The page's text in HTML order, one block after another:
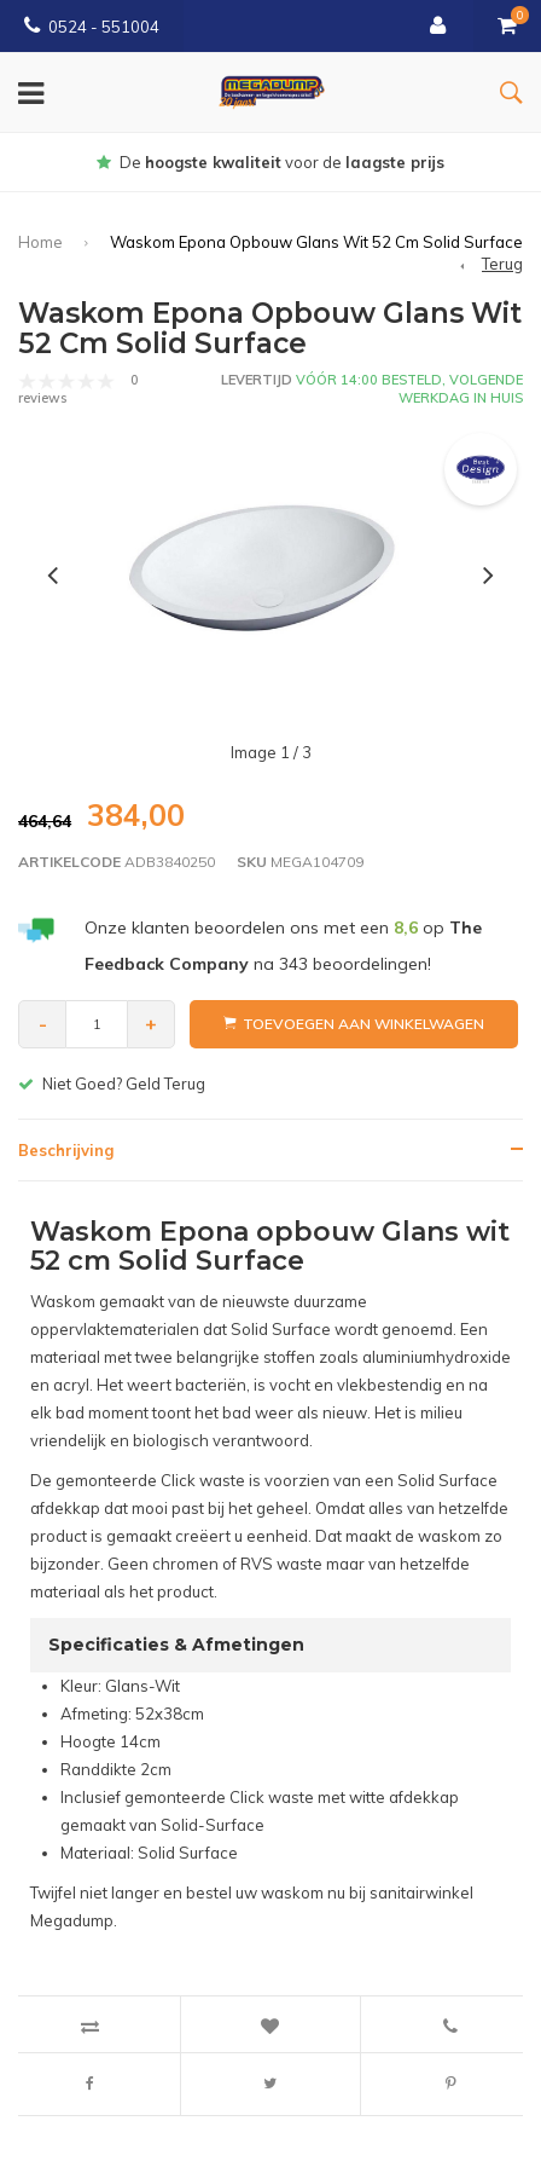
0524 - 551004
0
hoogste kwaliteitvoor delaagste prijs
Home
Waskom Epona Opbouw Glans Wit 52 Cm Solid Surface
Terug
Waskom Epona Opbouw Glans Wit
52 Cm Solid Surface
0
reviews
LEVERTIJD VÓÓR 14:00 BESTELD, VOLGENDE
WERKDAG IN HUIS
Image 1 / 3
464,64 384,00
ARTIKELCODE ADB3840250 SKU MEGA104709
Onze klanten beoordelen ons met een 8,6op The
Feedback Companyna 343 beoordelingen!
- + TOEVOEGEN AAN WINKELWAGEN
Niet Goed? Geld Terug
Beschrijving
Waskom Epona opbouw Glans wit
52 cm Solid Surface
Waskom gemaakt van de nieuwste duurzame
oppervlaktematerialen dat Solid Surface wordt genoemd. Een
materiaal met twee belangrijke stoffen zoals aluminiumhydroxide
en acryl. Het weert bacteriën, is vocht en vlekbestendig en na
elk bad moment toont het bad weer als nieuw. Het is milieu
vriendelijk en biologisch verantwoord.
De gemonteerde Click waste is voorzien van een Solid Surface
afdekkap dat mooi past bij het geheel. Omdat alles van hetzelfde
product is gemaakt creëert u eenheid. Dat maakt de waskom zo
bijzonder. Geen chromen of RVS waste maar van hetzelfde
materiaal als het product.
Specificaties & Afmetingen
Kleur: Glans-Wit
Afmeting: 52x38cm
Hoogte 14cm
Randdikte 2cm
Inclusief gemonteerde Click waste met witte afdekkap
gemaakt van Solid-Surface
Materiaal: Solid Surface
Twijfel niet langer en bestel uw waskom nu bij sanitairwinkel
Megadump.